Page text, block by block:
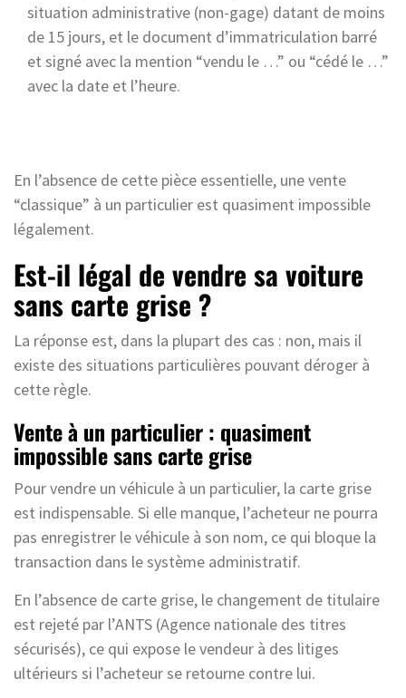
situation administrative (non-gage) datant de moins
de 15 jours, et le document d’immatriculation barré
et signé avec la mention “vendu le …” ou “cédé le …”
avec la date et l’heure.
En l’absence de cette pièce essentielle, une vente
“classique” à un particulier est quasiment impossible
légalement.
Est-il légal de vendre sa voiture
sans carte grise ?
La réponse est, dans la plupart des cas : non, mais il
existe des situations particulières pouvant déroger à
cette règle.
Vente à un particulier : quasiment
impossible sans carte grise
Pour vendre un véhicule à un particulier, la carte grise
est indispensable. Si elle manque, l’acheteur ne pourra
pas enregistrer le véhicule à son nom, ce qui bloque la
transaction dans le système administratif.
En l’absence de carte grise, le changement de titulaire
est rejeté par l’ANTS (Agence nationale des titres
sécurisés), ce qui expose le vendeur à des litiges
ultérieurs si l’acheteur se retourne contre lui.